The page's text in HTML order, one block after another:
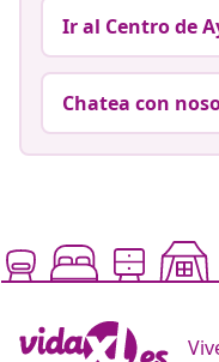
Ir al Centro de
Chatea con